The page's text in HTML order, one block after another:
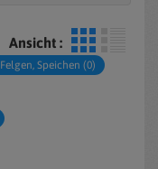
Ansicht :
Felgen, Speichen (0)